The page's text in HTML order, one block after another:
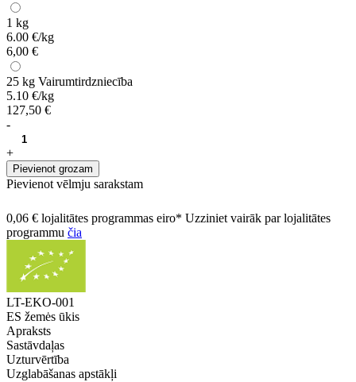
1 kg
6.00 €/kg
6,00 €
25 kg Vairumtirdzniecība
5.10 €/kg
127,50 €
-
+
Pievienot grozam
Pievienot vēlmju sarakstam
0,06 € lojalitātes programmas eiro* Uzziniet vairāk par lojalitātes
programmu čia
LT-EKO-001
ES žemės ūkis
Apraksts
Sastāvdaļas
Uzturvērtība
Uzglabāšanas apstākļi